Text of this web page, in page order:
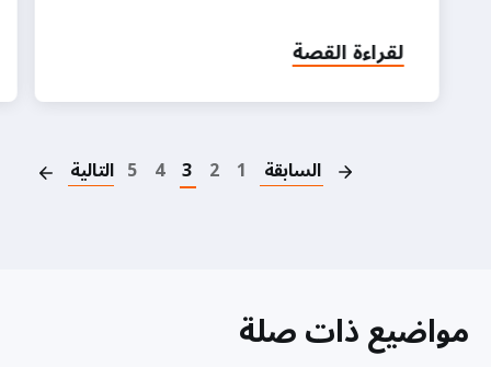
لقراءة القصة
السابقة 1
2
3
4
5 التالية
مواضيع ذات صلة